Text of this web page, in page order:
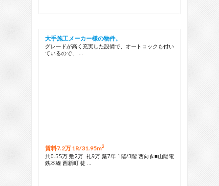
大手施工メーカー様の物件。
グレードが高く充実した設備で、オートロックも付い
ているので、 …
賃料7.2万 1R/31.95m2
共0.55万 敷2万 礼9万 築7年 1階/3階 西向き■山陽電
鉄本線 西新町 徒 …